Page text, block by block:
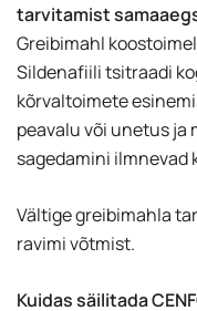
tarvitamist
Greibimahl
Sildenafiili tsitraadi
kõrvaltoimete
peavalu või unetus ja
sagedamini ilmnevad
Vältige greibimahla
ravimi võtmist.
Kuidas säilitada